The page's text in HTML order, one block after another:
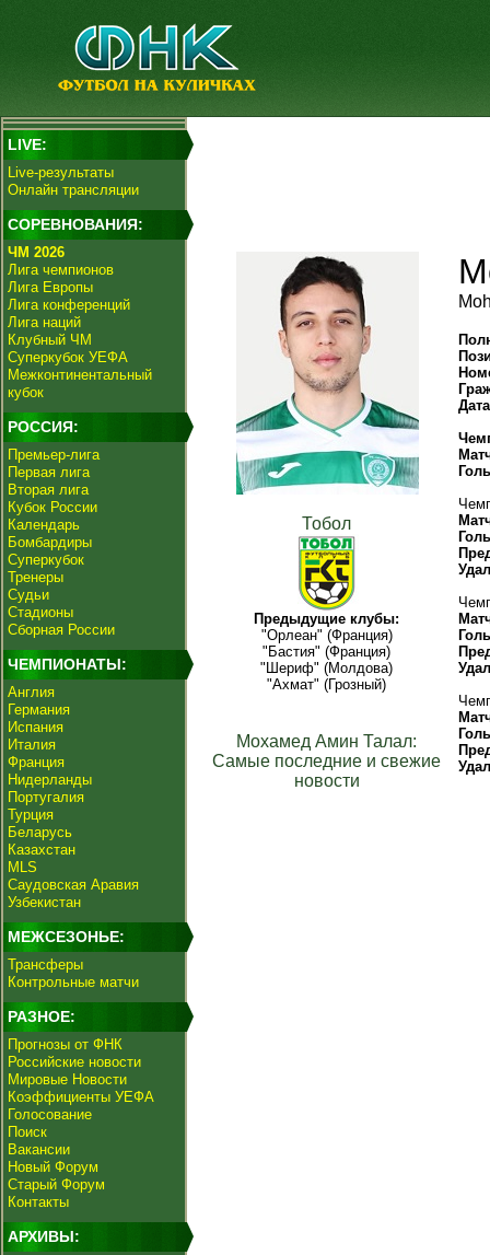
LIVE:
Live-результаты
Онлайн трансляции
СОРЕВНОВАНИЯ:
ЧМ 2026
Лига чемпионов
Лига Европы
Лига конференций
Лига наций
Клубный ЧМ
Суперкубок УЕФА
Межконтинентальный
кубок
РОССИЯ:
Премьер-лига
Первая лига
Вторая лига
Кубок России
Календарь
Бомбардиры
Суперкубок
Тренеры
Судьи
Стадионы
Сборная России
ЧЕМПИОНАТЫ:
Англия
Германия
Испания
Италия
Франция
Нидерланды
Португалия
Турция
Беларусь
Казахстан
MLS
Саудовская Аравия
Узбекистан
МЕЖСЕЗОНЬЕ:
Трансферы
Контрольные матчи
РАЗНОЕ:
Прогнозы от ФНК
Российские новости
Мировые Новости
Коэффициенты УЕФА
Голосование
Поиск
Вакансии
Новый Форум
Старый Форум
Контакты
АРХИВЫ:
Тобол
Предыдущие клубы:
"Орлеан" (Франция)
"Бастия" (Франция)
"Шериф" (Молдова)
"Ахмат" (Грозный)
Мохамед Амин Талал:
Самые последние и свежие
новости